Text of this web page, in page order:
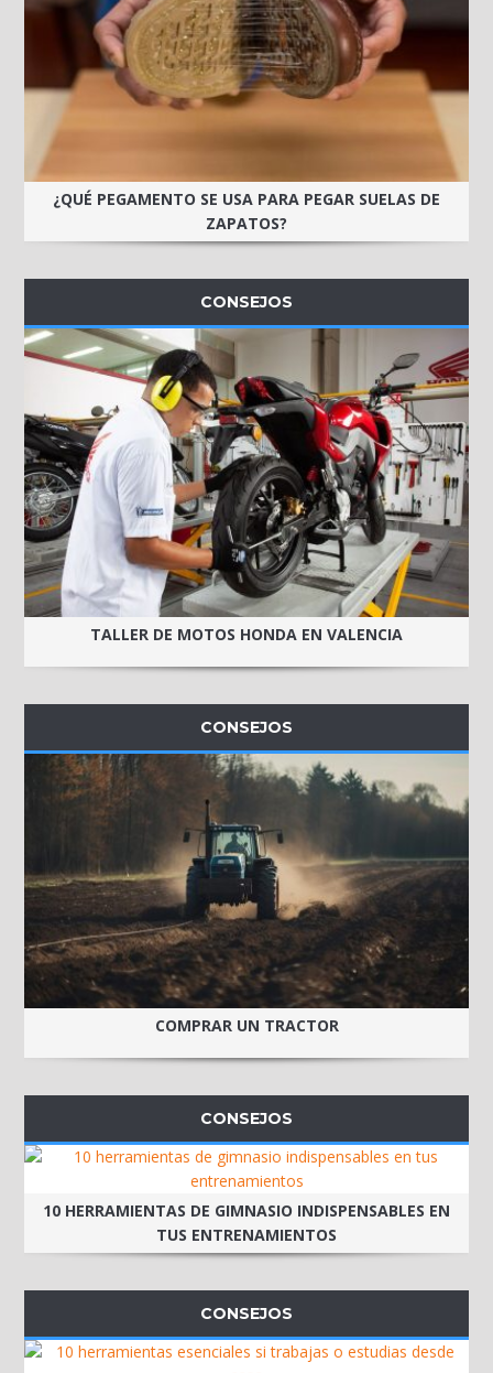
¿QUÉ PEGAMENTO SE USA PARA PEGAR SUELAS DE
ZAPATOS?
CONSEJOS
TALLER DE MOTOS HONDA EN VALENCIA
CONSEJOS
COMPRAR UN TRACTOR
CONSEJOS
10 HERRAMIENTAS DE GIMNASIO INDISPENSABLES EN
TUS ENTRENAMIENTOS
CONSEJOS